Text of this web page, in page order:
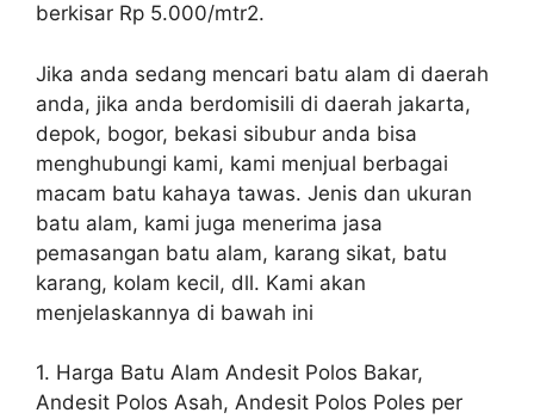
berkisar Rp 5.000/mtr2.
Jika anda sedang mencari batu alam di daerah
anda, jika anda berdomisili di daerah jakarta,
depok, bogor, bekasi sibubur anda bisa
menghubungi kami, kami menjual berbagai
macam batu kahaya tawas. Jenis dan ukuran
batu alam, kami juga menerima jasa
pemasangan batu alam, karang sikat, batu
karang, kolam kecil, dll. Kami akan
menjelaskannya di bawah ini
1. Harga Batu Alam Andesit Polos Bakar,
Andesit Polos Asah, Andesit Polos Poles per